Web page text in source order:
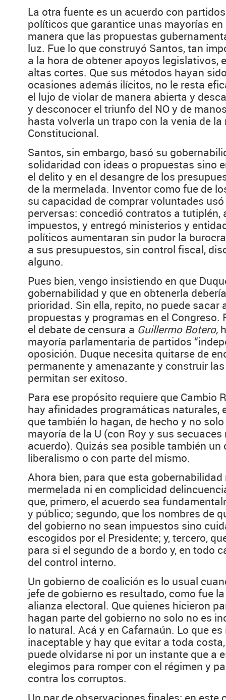
La otra fuente es un acuerdo con
políticos que garantice unas mayorías en
manera que las propuestas
luz. Fue lo que construyó Santos, tan
a la hora de obtener apoyos legislativos,
altas cortes. Que sus métodos hayan
ocasiones además ilícitos, no le resta
el lujo de violar de manera abierta y
y desconocer el triunfo del NO y de
hasta volverla un trapo con la venia de la
Constitucional.
Santos, sin embargo, basó su
solidaridad con ideas o propuestas sino
el delito y en el desangre de los
de la mermelada. Inventor como fue de
su capacidad de comprar voluntades
perversas: concedió contratos a tutiplén,
impuestos, y entregó ministerios y
políticos aumentaran sin pudor la
a sus presupuestos, sin control fiscal,
alguno.
Pues bien, vengo insistiendo en que
gobernabilidad y que en obtenerla
prioridad. Sin ella, repito, no puede sacar
propuestas y programas en el Congreso.
el debate de censura a Guillermo Botero,
mayoría parlamentaria de partidos
oposición. Duque necesita quitarse de
permanente y amenazante y construir
permitan ser exitoso.
Para ese propósito requiere que Cambio
hay afinidades programáticas naturales,
que también lo hagan, de hecho y no
mayoría de la U (con Roy y sus
acuerdo). Quizás sea posible también
liberalismo o con parte del mismo.
Ahora bien, para que esta
mermelada ni en complicidad
que, primero, el acuerdo sea
y público; segundo, que los nombres de
del gobierno no sean impuestos sino
escogidos por el Presidente; y, tercero,
para si el segundo de a bordo y, en todo
del control interno.
Un gobierno de coalición es lo usual
jefe de gobierno es resultado, como fue
alianza electoral. Que quienes hicieron
hagan parte del gobierno no solo no es
lo natural. Acá y en Cafarnaún. Lo que es
inaceptable y hay que evitar a toda
puede olvidarse ni por un instante que a
elegimos para romper con el régimen y
contra los corruptos.